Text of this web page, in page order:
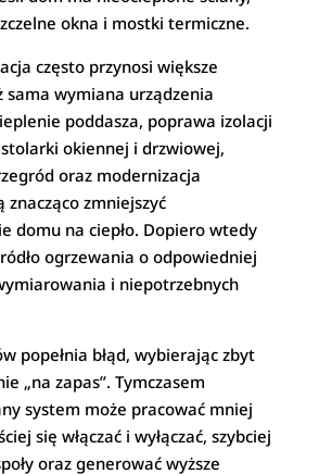
okna i mostki termiczne.
często przynosi większe
sama wymiana urządzenia
poddasza, poprawa izolacji
okiennej i drzwiowej,
oraz modernizacja
zmniejszyć
domu na ciepło. Dopiero wtedy
ogrzewania o odpowiedniej
i niepotrzebnych
popełnia błąd, wybierając zbyt
„na zapas”. Tymczasem
system może pracować mniej
się włączać i wyłączać, szybciej
oraz generować wyższe